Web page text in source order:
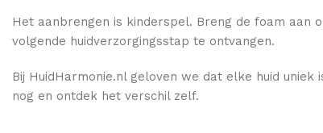
Het aanbrengen is kinderspel. Breng de foam aan
volgende huidverzorgingsstap te ontvangen.
Bij HuidHarmonie.nl geloven we dat elke huid
nog en ontdek het verschil zelf.